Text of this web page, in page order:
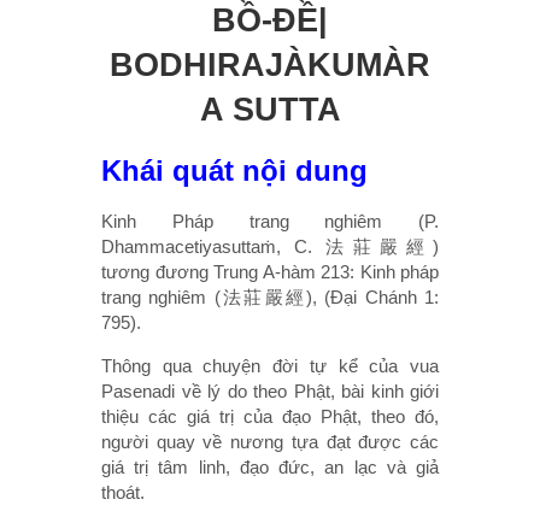
BỒ-ĐỀ|
BODHIRAJÀKUMÀR
A SUTTA
Khái quát nội dung
Kinh Pháp trang nghiêm (P.
Dhammacetiyasuttaṁ, C. 法莊嚴經)
tương đương Trung A-hàm 213: Kinh pháp
trang nghiêm (法莊嚴經), (Đại Chánh 1:
795).
Thông qua chuyện đời tự kể của vua
Pasenadi về lý do theo Phật, bài kinh giới
thiệu các giá trị của đạo Phật, theo đó,
người quay về nương tựa đạt được các
giá trị tâm linh, đạo đức, an lạc và giả
thoát.